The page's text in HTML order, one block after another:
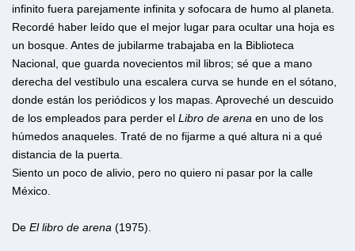
infinito fuera parejamente infinita y sofocara de humo al planeta.
Recordé haber leído que el mejor lugar para ocultar una hoja es
un bosque. Antes de jubilarme trabajaba en la Biblioteca
Nacional, que guarda novecientos mil libros; sé que a mano
derecha del vestíbulo una escalera curva se hunde en el sótano,
donde están los periódicos y los mapas. Aproveché un descuido
de los empleados para perder el Libro de arena en uno de los
húmedos anaqueles. Traté de no fijarme a qué altura ni a qué
distancia de la puerta.
Siento un poco de alivio, pero no quiero ni pasar por la calle
México.
De El libro de arena (1975).